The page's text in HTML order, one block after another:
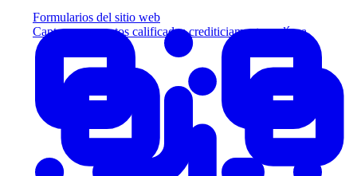
Formularios del sitio web
Capture prospectos calificados crediticiamente en línea